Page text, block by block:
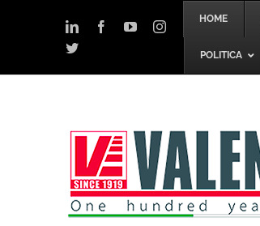
LinkedInFacebookYouTubeInstagram
Twitter
HOME
POLITICA